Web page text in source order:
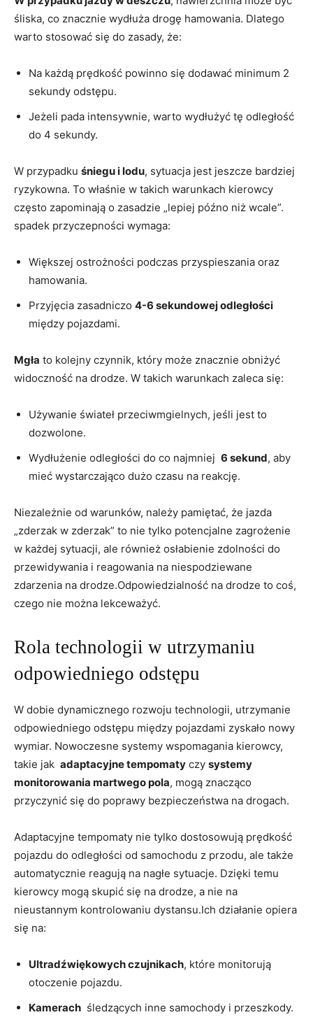
śliska, ​co znacznie‌ wydłuża drogę ⁢hamowania. Dlatego
warto stosować się do zasady, że:
Na‍ każdą prędkość powinno się dodawać minimum 2
sekundy odstępu.
Jeżeli pada intensywnie, warto wydłużyć‍ tę odległość
do‌ 4 sekundy.
W przypadku śniegu i lodu, ‍sytuacja jest jeszcze ​bardziej
ryzykowna. To właśnie ‍w takich warunkach kierowcy
często zapominają o zasadzie „lepiej późno niż wcale”.
spadek przyczepności ‌wymaga:
Większej ostrożności podczas przyspieszania oraz
⁢hamowania.
Przyjęcia zasadniczo 4-6 sekundowej odległości
między pojazdami.
Mgła to kolejny ⁢czynnik, który ⁤może znacznie obniżyć
widoczność na drodze. W takich⁤ warunkach‌ zaleca‍ się:
Używanie świateł ⁢przeciwmgielnych, jeśli ‌jest to
dozwolone.
Wydłużenie odległości ‌do co najmniej ⁣ 6 ⁣sekund, aby
⁤mieć wystarczająco dużo czasu‌ na ⁢reakcję.
Niezależnie od ⁣warunków, należy pamiętać, że ​jazda
„zderzak w zderzak” ⁣to nie tylko potencjalne‌ zagrożenie
w ⁣każdej sytuacji,⁣ ale⁢ również osłabienie zdolności do
przewidywania i reagowania ‍na niespodziewane
zdarzenia ⁤na drodze.Odpowiedzialność na drodze to ​coś,
czego nie⁢ można lekceważyć.
Rola technologii w ⁤utrzymaniu
odpowiedniego ‍odstępu
W dobie dynamicznego rozwoju‍ technologii,​ utrzymanie
⁣odpowiedniego ⁣odstępu między‌ pojazdami zyskało nowy
wymiar. Nowoczesne⁢ systemy⁤ wspomagania kierowcy,
takie ‍jak ‌ adaptacyjne tempomaty ⁣czy systemy
monitorowania ‍martwego⁢ pola, mogą znacząco
przyczynić się do poprawy bezpieczeństwa na​ drogach.
Adaptacyjne tempomaty nie tylko dostosowują prędkość
pojazdu do ‌odległości od samochodu z przodu, ale także
automatycznie reagują ​na nagłe sytuacje. Dzięki⁣ temu
kierowcy mogą skupić się na drodze, ⁤a nie⁣ na
nieustannym kontrolowaniu dystansu.Ich ⁣działanie opiera
się‌ na:
Ultradźwiękowych‍ czujnikach, które ‌monitorują
otoczenie ⁤pojazdu.
Kamerach ⁣ śledzących inne samochody i przeszkody.